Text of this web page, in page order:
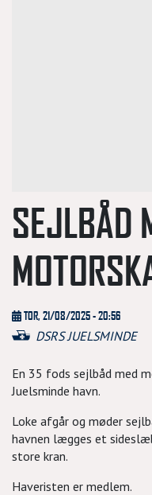
SEJLBÅD
TOR, 21/08/2025 - 20:56
DSRS JUELSMINDE
En 35 fods sejlbåd med
Juelsminde havn.
Loke afgår og møder
havnen lægges et
store kran.
Haveristen er medlem.